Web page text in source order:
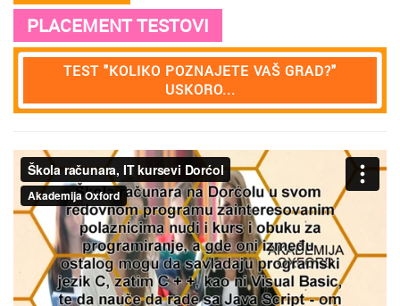
PLACEMENT TESTOVI
TEST "KOLIKO POZNAJETE VAŠ GRAD?"
USKORO...